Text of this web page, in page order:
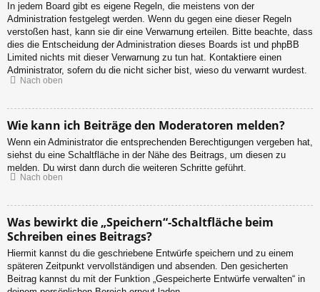
In jedem Board gibt es eigene Regeln, die meistens von der
Administration festgelegt werden. Wenn du gegen eine dieser Regeln
verstoßen hast, kann sie dir eine Verwarnung erteilen. Bitte beachte, dass
dies die Entscheidung der Administration dieses Boards ist und phpBB
Limited nichts mit dieser Verwarnung zu tun hat. Kontaktiere einen
Administrator, sofern du die nicht sicher bist, wieso du verwarnt wurdest.
Nach oben
Wie kann ich Beiträge den Moderatoren melden?
Wenn ein Administrator die entsprechenden Berechtigungen vergeben hat,
siehst du eine Schaltfläche in der Nähe des Beitrags, um diesen zu
melden. Du wirst dann durch die weiteren Schritte geführt.
Nach oben
Was bewirkt die „Speichern“-Schaltfläche beim
Schreiben eines Beitrags?
Hiermit kannst du die geschriebene Entwürfe speichern und zu einem
späteren Zeitpunkt vervollständigen und absenden. Den gesicherten
Beitrag kannst du mit der Funktion „Gespeicherte Entwürfe verwalten“ in